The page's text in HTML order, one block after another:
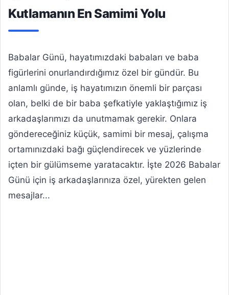
Kutlamanın En Samimi Yolu
Babalar Günü, hayatımızdaki babaları ve baba
figürlerini onurlandırdığımız özel bir gündür. Bu
anlamlı günde, iş hayatımızın önemli bir parçası
olan, belki de bir baba şefkatiyle yaklaştığımız iş
arkadaşlarımızı da unutmamak gerekir. Onlara
göndereceğiniz küçük, samimi bir mesaj, çalışma
ortamınızdaki bağı güçlendirecek ve yüzlerinde
içten bir gülümseme yaratacaktır. İşte 2026 Babalar
Günü için iş arkadaşlarınıza özel, yürekten gelen
mesajlar...